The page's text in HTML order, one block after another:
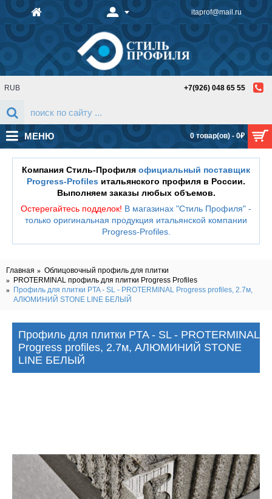
itaprof@mail.ru
0 товар(ов) - 0₽
RUB +7(926) 048 65 55
МЕНЮ
Компания Стиль-Профиля официальный поставщик
Progress-Profiles итальянского профиля в России.
Выполняем заказы любых объемов.
Остерегайтесь подделок! В магазинах "Стиль Профиля" -
только оригинальная продукция итальянской компании
Progress-Profiles.
Главная
Облицовочный профиль для плитки
PROTERMINAL профиль для плитки Progress Profiles
Профиль для плитки PTA - SL - PROTERMINAL Progress profiles, 2.7м,
АЛЮМИНИЙ STONE LINE БЕЛЫЙ
Профиль для плитки PTA - SL - PROTERMINAL
Progress profiles, 2.7м, АЛЮМИНИЙ STONE
LINE БЕЛЫЙ